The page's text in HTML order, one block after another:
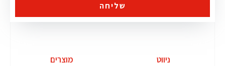
שליחה
ניווט מוצרים